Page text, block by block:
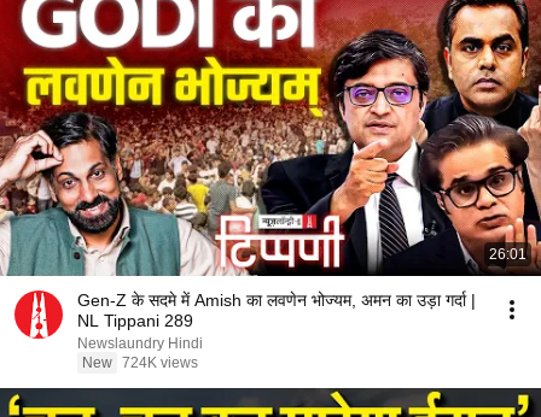
26:01
Gen-Z के सदमे में Amish का लवणेन भोज्यम, अमन का उड़ा गर्दा |
NL Tippani 289
Newslaundry Hindi
New 724K views